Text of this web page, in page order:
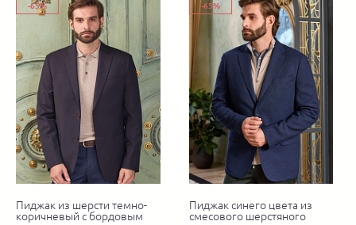
-65%
Пиджак из шерсти темно-
коричневый с бордовым
-65%
Пиджак синего цвета из
смесового шерстяного